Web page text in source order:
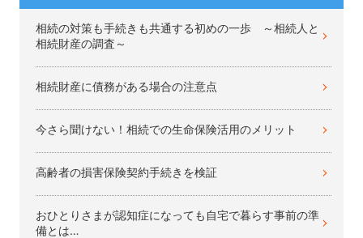
相続の対策も手続きも共通する初めの一歩 ～相続人と
相続財産の調査～
相続財産に債務がある場合の注意点
今さら聞けない！相続での生命保険活用のメリット
高齢者の損害保険契約手続きを検証
おひとりさまが認知症になっても自宅で暮らす事前の準
備とは…